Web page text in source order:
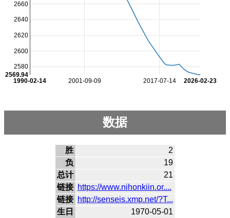
2001-09-09 2017-07-14
1990-02-14 2026-02-23
2580
2600
2620
2640
2660
2569.94
数据
胜
2
负
19
总计
21
链接 https://www.nihonkiin.or....
链接 http://senseis.xmp.net/?T...
生日
1970-05-01